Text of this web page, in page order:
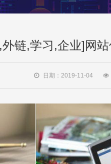
链,学习,企业]网
日期：2019-11-04